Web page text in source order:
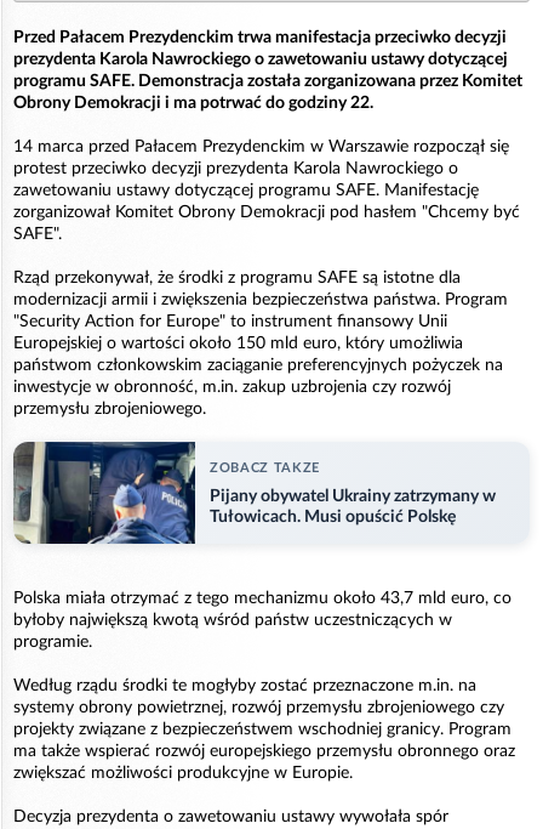
Przed Pałacem Prezydenckim trwa manifestacja przeciwko decyzji
prezydenta Karola Nawrockiego o zawetowaniu ustawy dotyczącej
programu SAFE. Demonstracja została zorganizowana przez Komitet
Obrony Demokracji i ma potrwać do godziny 22.
14 marca przed Pałacem Prezydenckim w Warszawie rozpoczął się
protest przeciwko decyzji prezydenta Karola Nawrockiego o
zawetowaniu ustawy dotyczącej programu SAFE. Manifestację
zorganizował Komitet Obrony Demokracji pod hasłem "Chcemy być
SAFE".
Rząd przekonywał, że środki z programu SAFE są istotne dla
modernizacji armii i zwiększenia bezpieczeństwa państwa. Program
"Security Action for Europe" to instrument finansowy Unii
Europejskiej o wartości około 150 mld euro, który umożliwia
państwom członkowskim zaciąganie preferencyjnych pożyczek na
inwestycje w obronność, m.in. zakup uzbrojenia czy rozwój
przemysłu zbrojeniowego.
ZOBACZ TAKZE
Pijany obywatel Ukrainy zatrzymany w
Tułowicach. Musi opuścić Polskę
Polska miała otrzymać z tego mechanizmu około 43,7 mld euro, co
byłoby największą kwotą wśród państw uczestniczących w
programie.
Według rządu środki te mogłyby zostać przeznaczone m.in. na
systemy obrony powietrznej, rozwój przemysłu zbrojeniowego czy
projekty związane z bezpieczeństwem wschodniej granicy. Program
ma także wspierać rozwój europejskiego przemysłu obronnego oraz
zwiększać możliwości produkcyjne w Europie.
Decyzja prezydenta o zawetowaniu ustawy wywołała spór